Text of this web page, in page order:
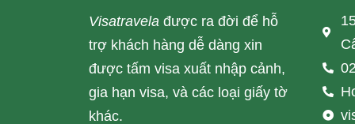
Visatravela được ra đời để hỗ
trợ khách hàng dễ dàng xin
được tấm visa xuất nhập cảnh,
gia hạn visa, và các loại giấy tờ
khác.